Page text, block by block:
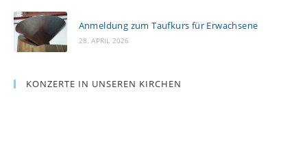
Anmeldung zum Taufkurs für Erwachsene
28. APRIL 2026
KONZERTE IN UNSEREN KIRCHEN